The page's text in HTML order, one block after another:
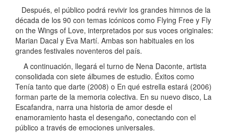
Después, el público podrá revivir los grandes himnos de la
década de los 90 con temas icónicos como Flying Free y Fly
on the Wings of Love, interpretados por sus voces originales:
Marian Dacal y Eva Martí. Ambas son habituales en los
grandes festivales noventeros del país.
A continuación, llegará el turno de Nena Daconte, artista
consolidada con siete álbumes de estudio. Éxitos como
Tenía tanto que darte (2008) o En qué estrella estará (2006)
forman parte de la memoria colectiva. En su nuevo disco, La
Escafandra, narra una historia de amor desde el
enamoramiento hasta el desengaño, conectando con el
público a través de emociones universales.